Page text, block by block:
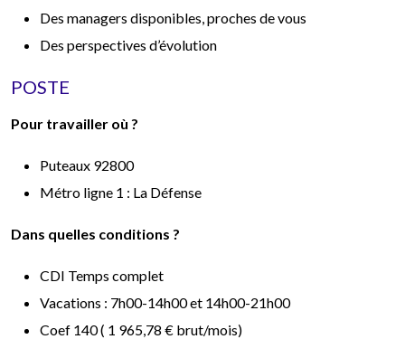
Des managers disponibles, proches de vous
Des perspectives d’évolution
POSTE
Pour travailler où ?
Puteaux 92800
Métro ligne 1 : La Défense
Dans quelles conditions ?
CDI Temps complet
Vacations : 7h00-14h00 et 14h00-21h00
Coef 140 ( 1 965,78 € brut/mois)